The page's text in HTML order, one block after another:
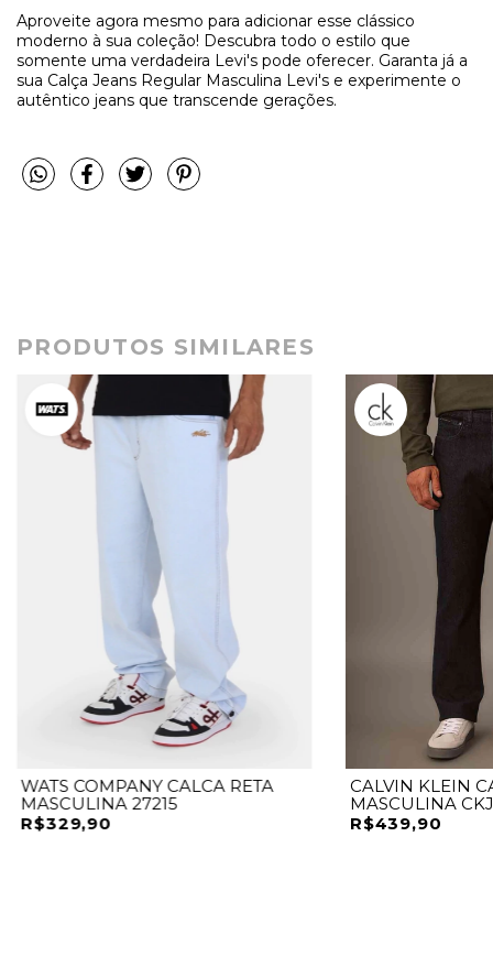
Aproveite agora mesmo para adicionar esse clássico
moderno à sua coleção! Descubra todo o estilo que
somente uma verdadeira Levi's pode oferecer. Garanta já a
sua Calça Jeans Regular Masculina Levi's e experimente o
autêntico jeans que transcende gerações.
PRODUTOS SIMILARES
WATS COMPANY CALCA RETA
MASCULINA 27215
R$329,90
CALVIN KLEIN
MASCULINA
R$439,90